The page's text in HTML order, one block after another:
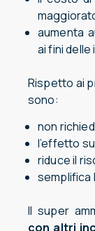
aumenta
ai fini
Rispetto ai
sono:
non
l’effetto
riduce il
semplifica
Il super
con altri